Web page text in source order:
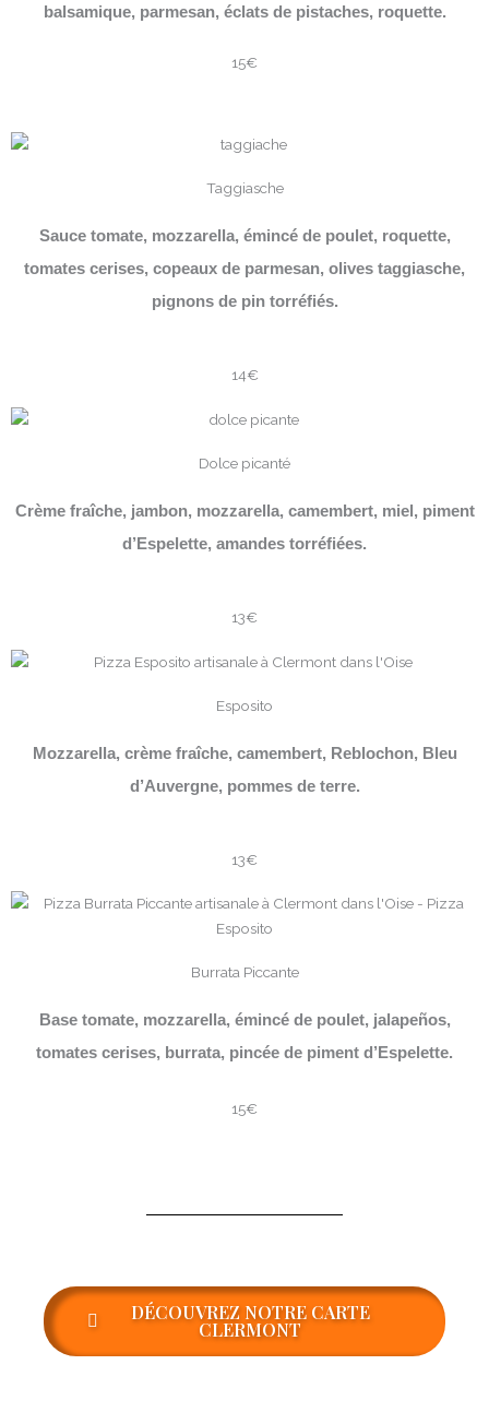
balsamique, parmesan, éclats de pistaches, roquette.
15€
Taggiasche
Sauce tomate, mozzarella, émincé de poulet, roquette,
tomates cerises, copeaux de parmesan, olives taggiasche,
pignons de pin torréfiés.
14€
Dolce picanté
Crème fraîche, jambon, mozzarella, camembert, miel, piment
d’Espelette, amandes torréfiées.
13€
Esposito
Mozzarella, crème fraîche, camembert, Reblochon, Bleu
d’Auvergne, pommes de terre.
13€
Burrata Piccante
Base tomate, mozzarella, émincé de poulet, jalapeños,
tomates cerises, burrata, pincée de piment d’Espelette.
15€
DÉCOUVREZ NOTRE CARTE
CLERMONT